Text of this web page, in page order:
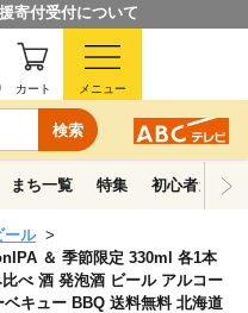
寄付受付について
検索
カート メニュー
まち一覧 特集 初心者ガイド
ール
＆ 季節限定 330ml 各1本
べ 酒 発泡酒 ビール アルコー
キュー BBQ 送料無料 北海道